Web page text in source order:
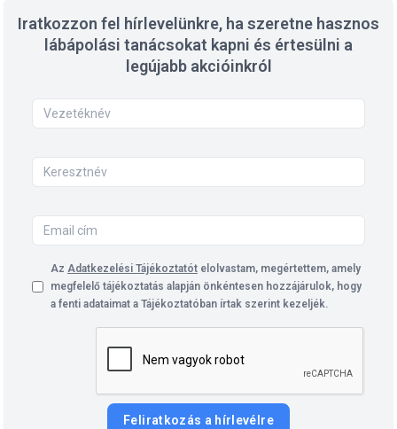
Iratkozzon fel hírlevelünkre, ha szeretne hasznos
lábápolási tanácsokat kapni és értesülni a
legújabb akcióinkról
Az Adatkezelési Tájékoztatót elolvastam, megértettem, amely
megfelelő tájékoztatás alapján önkéntesen hozzájárulok, hogy
a fenti adataimat a Tájékoztatóban írtak szerint kezeljék.
Feliratkozás a hírlevélre